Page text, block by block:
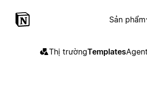
Sản phẩm
Thị trườngTemplates